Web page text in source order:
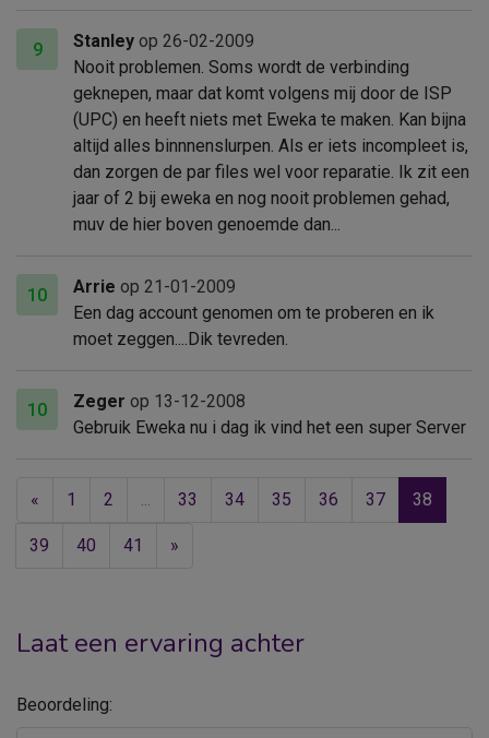
9 Stanley op 26-02-2009
Nooit problemen. Soms wordt de verbinding
geknepen, maar dat komt volgens mij door de ISP
(UPC) en heeft niets met Eweka te maken. Kan bijna
altijd alles binnnenslurpen. Als er iets incompleet is,
dan zorgen de par files wel voor reparatie. Ik zit een
jaar of 2 bij eweka en nog nooit problemen gehad,
muv de hier boven genoemde dan...
10 Arrie op 21-01-2009
Een dag account genomen om te proberen en ik
moet zeggen....Dik tevreden.
10 Zeger op 13-12-2008
Gebruik Eweka nu i dag ik vind het een super Server
« 1 2 33 34 35 36 37 38
39 40 41 »
Laat een ervaring achter
Beoordeling: